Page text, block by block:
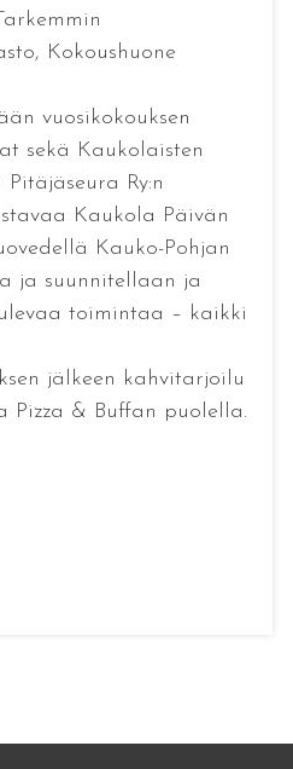
Kokoushuone
vuosikokouksen
sekä Kaukolaisten
Ry:n
Kaukola Päivän
Kauko-Pohjan
ja suunnitellaan ja
toimintaa – kaikki
jälkeen kahvitarjoilu
Pizza & Buffan puolella.